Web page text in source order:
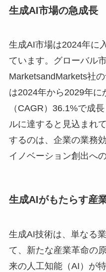
生成AI市場の急成長
生成AI市場は2024年に
ています。グローバル
MarketsandMarkets社
は2024年から2029年に
（CAGR）36.1%で成
ルに達すると見込まれ
するのは、企業の業務
イノベーション創出へ
生成AIがもたらす産
生成AI技術は、単なる
て、新たな産業革命の
来の人工知能（AI）が